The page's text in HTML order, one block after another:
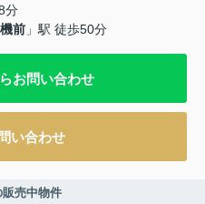
分
前 」駅 徒歩50分
お問い合わせ
い合わせ
売中物件